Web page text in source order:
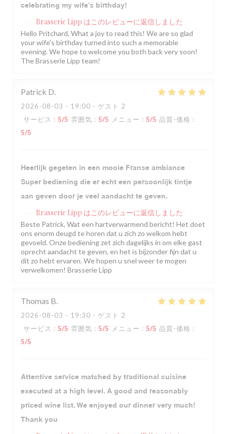
celebrating my wife’s birthday!
Brasserie Lipp はこのレビューに返信しました
Hello Pritchard, What a joy to read this! We are so glad
your wife's birthday turned into such a memorable
evening. We hope to welcome you both back very soon!
The Brasserie Lipp team!
Patrick D
2026-08-03 - 19:00 - ゲスト 2
サービス : 5/5 雰囲気 : 5/5 メニュー : 5/5 品質-価格 :
5/5
Heerlijk gegeten in een mooie Franse ambiance
Super bediening die er echt een persoonlijk tintje
aan geven door je veel aandacht te geven.
Brasserie Lipp はこのレビューに返信しました
Beste Patrick, Wat een hartverwarmend bericht! Het doet
ons enorm deugd te horen dat u zich zo welkom hebt
gevoeld. Onze bediening zet zich dagelijks in om elke gast
oprecht aandacht te geven, en het is bijzonder fijn dat u
dit zo hebt ervaren. We hopen u snel weer te mogen
verwelkomen! Brasserie Lipp
Thomas B
2026-08-03 - 19:30 - ゲスト 2
サービス : 5/5 雰囲気 : 5/5 メニュー : 5/5 品質-価格 :
5/5
Attentive service matched by traditional cuisine
executed at a high level. A good and reasonably
priced wine list. We enjoyed our dinner very much!
Thank you